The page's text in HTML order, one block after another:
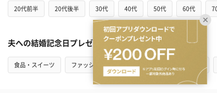
20代前半 20代後半 30代 40代 50代 60代
夫への結婚記念日プレゼントをカテゴリから探す
食品・スイーツ ファッション アクセサリー